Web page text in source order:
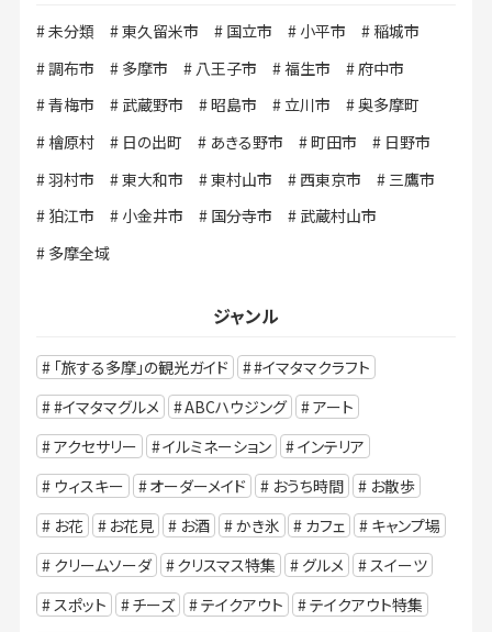
未分類 東久留米市 国立市 小平市
稲城市
調布市
多摩市 八王子市 福生市
府中市
青梅市
武蔵野市 昭島市 立川市
奥多摩町
檜原村
日の出町 あきる野市 町田市
日野市
羽村市
東大和市 東村山市 西東京市
三鷹市
狛江市
小金井市 国分寺市
武蔵村山市
多摩全域
ジャンル
「旅する多摩」の観光ガイド
#イマタマクラフト
#イマタマグルメ
ABCハウジング
アート
アクセサリー
イルミネーション
インテリア
ウィスキー
オーダーメイド おうち時間
お散歩
お花
お花見 お酒 かき氷 カフェ
キャンプ場
クリームソーダ
クリスマス特集 グルメ
スイーツ
スポット
チーズ テイクアウト
テイクアウト特集